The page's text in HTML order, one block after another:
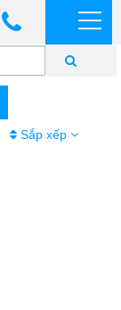
Sắp xếp